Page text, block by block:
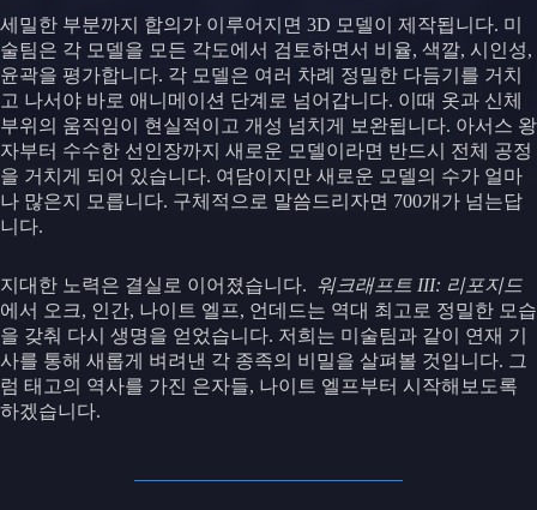
세밀한 부분까지 합의가 이루어지면 3D 모델이 제작됩니다. 미
술팀은 각 모델을 모든 각도에서 검토하면서 비율, 색깔, 시인성,
윤곽을 평가합니다. 각 모델은 여러 차례 정밀한 다듬기를 거치
고 나서야 바로 애니메이션 단계로 넘어갑니다. 이때 옷과 신체
부위의 움직임이 현실적이고 개성 넘치게 보완됩니다. 아서스 왕
자부터 수수한 선인장까지 새로운 모델이라면 반드시 전체 공정
을 거치게 되어 있습니다. 여담이지만 새로운 모델의 수가 얼마
나 많은지 모릅니다. 구체적으로 말씀드리자면 700개가 넘는답
니다.
지대한 노력은 결실로 이어졌습니다. 워크래프트 III: 리포지드
에서 오크, 인간, 나이트 엘프, 언데드는 역대 최고로 정밀한 모습
을 갖춰 다시 생명을 얻었습니다. 저희는 미술팀과 같이 연재 기
사를 통해 새롭게 벼려낸 각 종족의 비밀을 살펴볼 것입니다. 그
럼 태고의 역사를 가진 은자들, 나이트 엘프부터 시작해보도록
하겠습니다.